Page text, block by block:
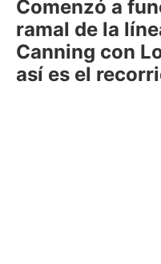
Comenzó a
ramal de la
Canning con
así es el